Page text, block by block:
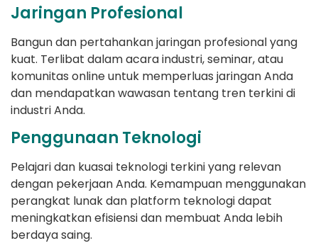
Jaringan Profesional
Bangun dan pertahankan jaringan profesional yang
kuat. Terlibat dalam acara industri, seminar, atau
komunitas online untuk memperluas jaringan Anda
dan mendapatkan wawasan tentang tren terkini di
industri Anda.
Penggunaan Teknologi
Pelajari dan kuasai teknologi terkini yang relevan
dengan pekerjaan Anda. Kemampuan menggunakan
perangkat lunak dan platform teknologi dapat
meningkatkan efisiensi dan membuat Anda lebih
berdaya saing.